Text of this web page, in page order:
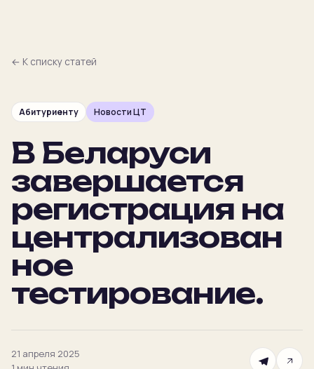
Главная
Преподаватели
Предметы
Цены
Календарь
Блог
← К списку статей
Абитуриенту Новости ЦТ
В Беларуси
завершается
регистрация на
централизован
ное
тестирование.
21 апреля 2025